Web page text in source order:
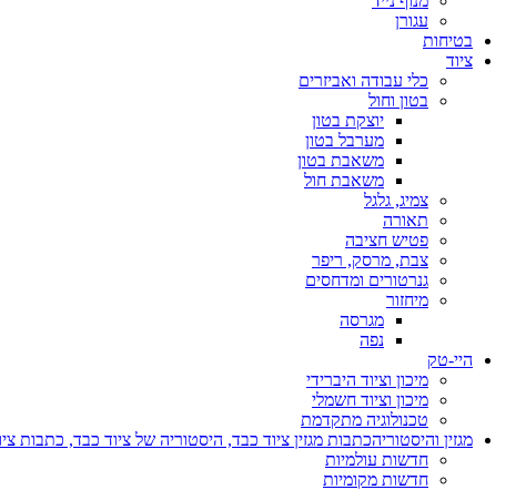
עגורן
בטיחות
ציוד
כלי עבודה ואביזרים
בטון וחול
יוצקת בטון
מערבל בטון
משאבת בטון
משאבת חול
צמיג, גלגל
תאורה
פטיש חציבה
צבת, מרסק, ריפר
גנרטורים ומדחסים
מיחזור
מגרסה
נפה
היי-טק
מיכון וציוד היברידי
מיכון וציוד חשמלי
טכנולוגיה מתקדמת
מגזין והיסטוריהכתבות מגזין ציוד כבד, היסטוריה של ציוד כבד, כתבות
חדשות עולמיות
חדשות מקומיות